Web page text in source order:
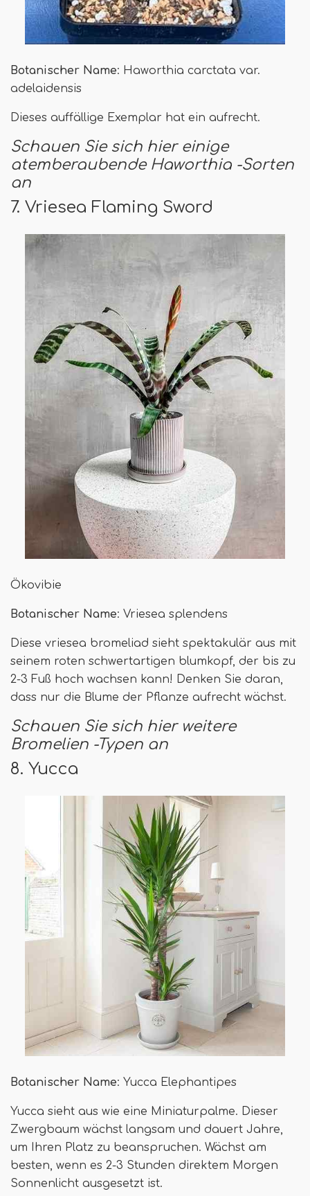
Botanischer Name: Haworthia carctata var.
adelaidensis
Dieses auffällige Exemplar hat ein aufrecht.
Schauen Sie sich hier einige
atemberaubende Haworthia -Sorten
an
7. Vriesea Flaming Sword
Ökovibie
Botanischer Name: Vriesea splendens
Diese vriesea bromeliad sieht spektakulär aus mit
seinem roten schwertartigen blumkopf, der bis zu
2-3 Fuß hoch wachsen kann! Denken Sie daran,
dass nur die Blume der Pflanze aufrecht wächst.
Schauen Sie sich hier weitere
Bromelien -Typen an
8. Yucca
Botanischer Name: Yucca Elephantipes
Yucca sieht aus wie eine Miniaturpalme. Dieser
Zwergbaum wächst langsam und dauert Jahre,
um Ihren Platz zu beanspruchen. Wächst am
besten, wenn es 2-3 Stunden direktem Morgen
Sonnenlicht ausgesetzt ist.